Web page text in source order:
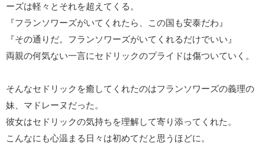
ーズは軽々とそれを超えてくる。
『フランソワーズがいてくれたら、この国も安泰だわ』
『その通りだ。フランソワーズがいてくれるだけでいい』
両親の何気ない一言にセドリックのプライドは傷ついていく。
そんなセドリックを癒してくれたのはフランソワーズの義理の
妹、マドレーヌだった。
彼女はセドリックの気持ちを理解して寄り添ってくれた。
こんなにも心温まる日々は初めてだと思うほどに。